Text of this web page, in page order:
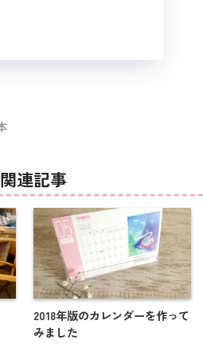
関連記事
2018年版のカレンダーを作って
みました